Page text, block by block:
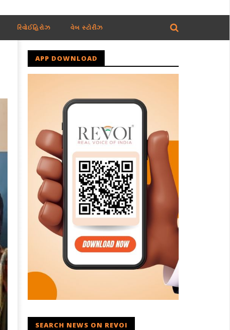
રિવોઈહિરોઝ વેબ સ્ટોરીઝ
APP DOWNLOAD
SEARCH NEWS ON REVOI